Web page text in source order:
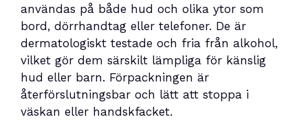
användas på både hud och olika ytor som
bord, dörrhandtag eller telefoner. De är
dermatologiskt testade och fria från alkohol,
vilket gör dem särskilt lämpliga för känslig
hud eller barn. Förpackningen är
återförslutningsbar och lätt att stoppa i
väskan eller handskfacket.